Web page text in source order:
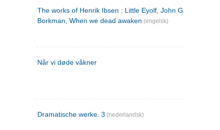
The works of Henrik Ibsen : Little Eyolf, John Gabriel
Borkman, When we dead awaken (engelsk)
Når vi døde våkner
Dramatische werke. 3 (nederlandsk)